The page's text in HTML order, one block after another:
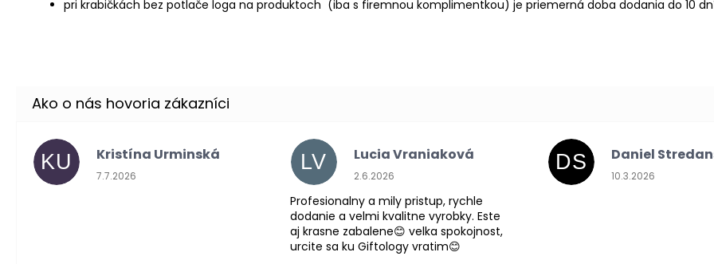
pri krabičkách bez potlače loga na produktoch (iba s firemnou komplimentkou) je priemerná doba dodania do 10
KU Kristína Urminská
Hodnotenie obchodu je 5 z 5 hviezdičiek.
7.7.2026
LV Lucia Vraniaková
Hodnotenie obchodu je 5 z 5 hviezdičiek.
2.6.2026
Profesionalny a mily pristup, rychle
dodanie a velmi kvalitne vyrobky. Este
aj krasne zabalene😊 velka spokojnost,
urcite sa ku Giftology vratim😊
DS Daniel
Hodnotenie
10.3.2026